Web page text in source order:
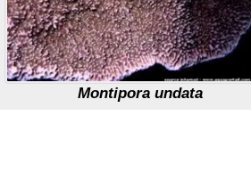
Montipora undata